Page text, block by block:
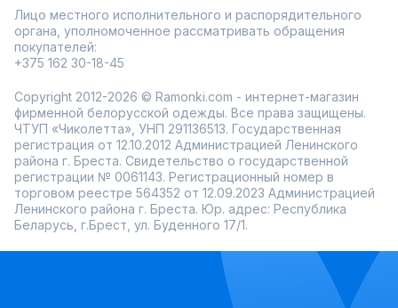
Лицо местного исполнительного и распорядительного
органа, уполномоченное рассматривать обращения
покупателей:
+375 162 30-18-45
Copyright 2012-2026 © Ramonki.com - интернет-магазин
фирменной белорусской одежды. Все права защищены.
ЧТУП «Чиколетта», УНП 291136513. Государственная
регистрация от 12.10.2012 Администрацией Ленинского
района г. Бреста. Свидетельство о государственной
регистрации № 0061143. Регистрационный номер в
торговом реестре 564352 от 12.09.2023 Администрацией
Ленинского района г. Бреста. Юр. адрес: Республика
Беларусь, г.Брест, ул. Буденного 17/1.